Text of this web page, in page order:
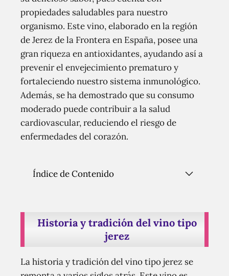
propiedades saludables para nuestro
organismo. Este vino, elaborado en la región
de Jerez de la Frontera en España, posee una
gran riqueza en antioxidantes, ayudando así a
prevenir el envejecimiento prematuro y
fortaleciendo nuestro sistema inmunológico.
Además, se ha demostrado que su consumo
moderado puede contribuir a la salud
cardiovascular, reduciendo el riesgo de
enfermedades del corazón.
Índice de Contenido
Historia y tradición del vino tipo
jerez
La historia y tradición del vino tipo jerez se